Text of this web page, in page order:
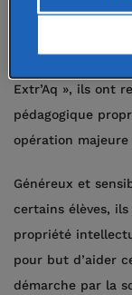
Fondation de
chercheurs de
Extr’Aq », ils ont
pédagogique
opération majeure
Généreux et
certains élèves,
propriété
pour but d’aider
démarche par la